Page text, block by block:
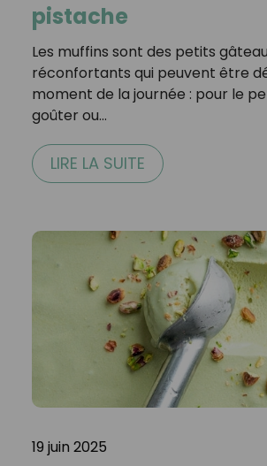
pistache
Les muffins sont des petits
réconfortants qui peuvent être
moment de la journée : pour le
goûter ou…
LIRE LA SUITE
19 juin 2025